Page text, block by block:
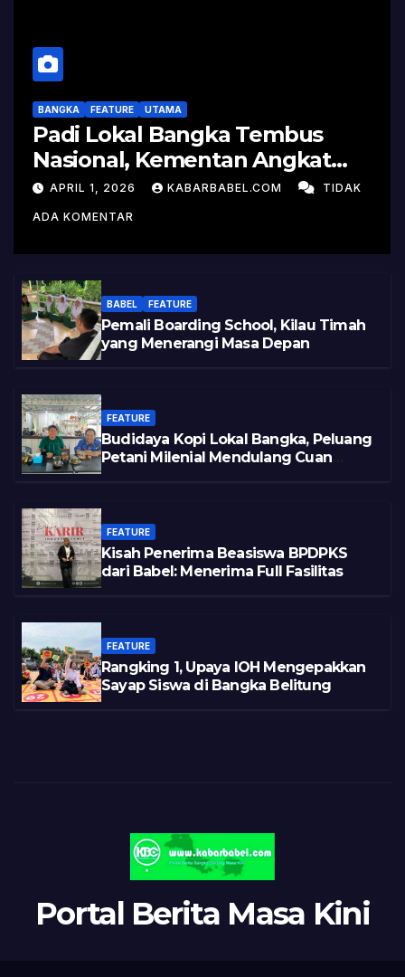
BANGKA FEATURE UTAMA
Padi Lokal Bangka Tembus
Nasional, Kementan Angkat
Kisah Sukses Pelepasan
Varietas
APRIL 1, 2026 KABARBABEL.COM TIDAK
ADA KOMENTAR
BABEL FEATURE
Pemali Boarding School, Kilau Timah
yang Menerangi Masa Depan
FEATURE
Budidaya Kopi Lokal Bangka, Peluang
Petani Milenial Mendulang Cuan
FEATURE
Kisah Penerima Beasiswa BPDPKS
dari Babel: Menerima Full Fasilitas
FEATURE
Rangking 1, Upaya IOH Mengepakkan
Sayap Siswa di Bangka Belitung
Portal Berita Masa Kini